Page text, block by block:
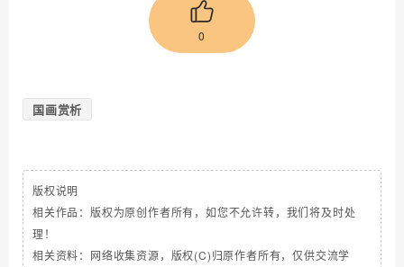
0
国画赏析
版权说明
相关作品：版权为原创作者所有，如您不允许转，我们将及时处
理！
相关资料：网络收集资源，版权(C)归原作者所有，仅供交流学